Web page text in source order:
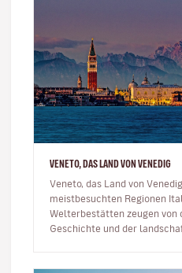
VENETO, DAS LAND VON VENEDIG
Veneto, das Land von
meistbesuchten Regionen
Welterbestätten zeugen von
Geschichte und der